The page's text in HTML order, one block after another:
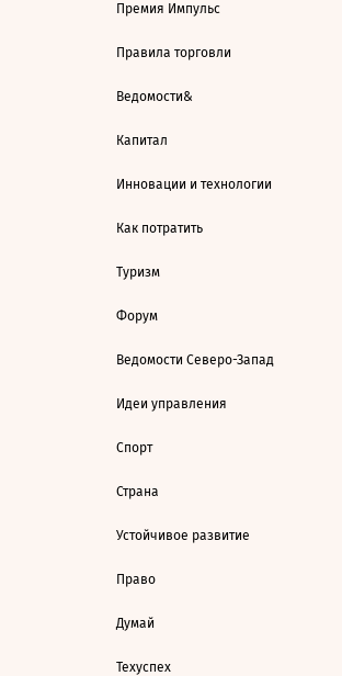
Премия Импульс
Правила торговли
Ведомости&
Капитал
Инновации и технологии
Как потратить
Туризм
Форум
Ведомости Северо-Запад
Идеи управления
Спорт
Страна
Устойчивое развитие
Право
Думай
Техуспех